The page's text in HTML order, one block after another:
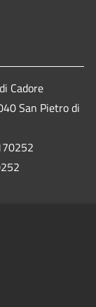
Cadore
San Pietro di